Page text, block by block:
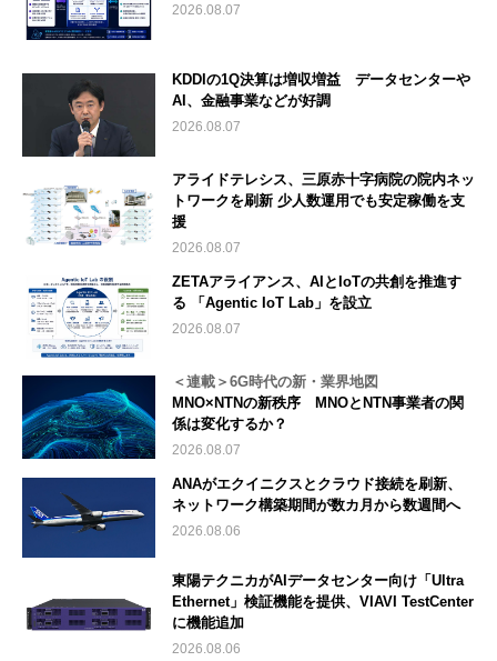
2026.08.07
KDDIの1Q決算は増収増益 データセンターや
AI、金融事業などが好調
2026.08.07
アライドテレシス、三原赤十字病院の院内ネッ
トワークを刷新 少人数運用でも安定稼働を支
援
2026.08.07
ZETAアライアンス、AIとIoTの共創を推進す
る 「Agentic IoT Lab」を設立
2026.08.07
＜連載＞6G時代の新・業界地図
MNO×NTNの新秩序 MNOとNTN事業者の関
係は変化するか？
2026.08.07
ANAがエクイニクスとクラウド接続を刷新、
ネットワーク構築期間が数カ月から数週間へ
2026.08.06
東陽テクニカがAIデータセンター向け「Ultra
Ethernet」検証機能を提供、VIAVI TestCenter
に機能追加
2026.08.06